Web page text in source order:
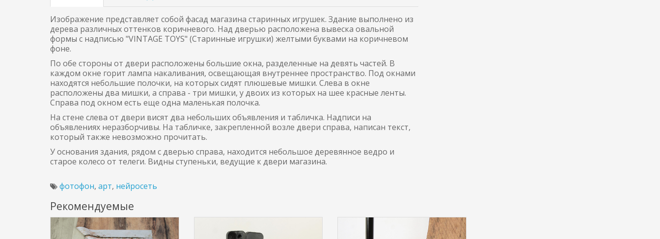
Изображение представляет собой фасад магазина старинных игрушек. Здание выполнено из
дерева различных оттенков коричневого. Над дверью расположена вывеска овальной
формы с надписью "VINTAGE TOYS" (Старинные игрушки) желтыми буквами на коричневом
фоне.
По обе стороны от двери расположены большие окна, разделенные на девять частей. В
каждом окне горит лампа накаливания, освещающая внутреннее пространство. Под окнами
находятся небольшие полочки, на которых сидят плюшевые мишки. Слева в окне
расположены два мишки, а справа - три мишки, у двоих из которых на шее красные ленты.
Справа под окном есть еще одна маленькая полочка.
На стене слева от двери висят два небольших объявления и табличка. Надписи на
объявлениях неразборчивы. На табличке, закрепленной возле двери справа, написан текст,
который также невозможно прочитать.
У основания здания, рядом с дверью справа, находится небольшое деревянное ведро и
старое колесо от телеги. Видны ступеньки, ведущие к двери магазина.
фотофон, арт, нейросеть
Рекомендуемые